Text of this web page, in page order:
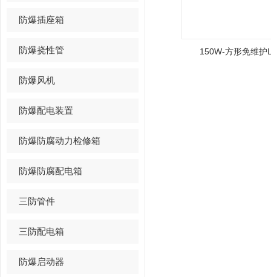
防爆插座箱
防爆挠性管
防爆风机
防爆配电装置
防爆防腐动力检修箱
防爆防腐配电箱
三防管件
三防配电箱
防爆启动器
150W-方形免维护